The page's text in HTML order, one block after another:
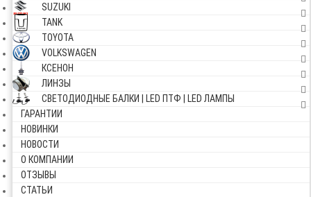
SUZUKI
TANK
TOYOTA
VOLKSWAGEN
КСЕНОН
ЛИНЗЫ
СВЕТОДИОДНЫЕ БАЛКИ | LED ПТФ | LED ЛАМПЫ
ГАРАНТИИ
НОВИНКИ
НОВОСТИ
О КОМПАНИИ
ОТЗЫВЫ
СТАТЬИ